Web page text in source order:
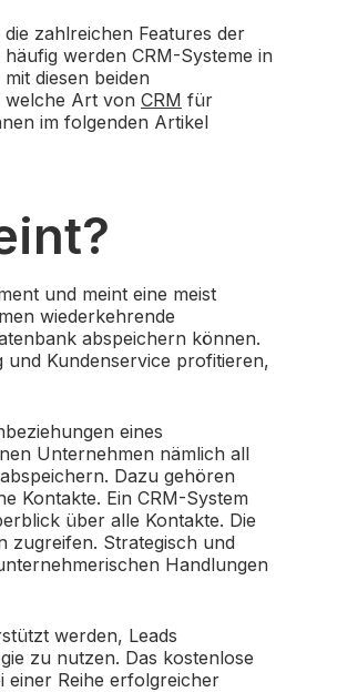
zahlreichen Features der
werden CRM-Systeme in
diesen beiden
welche Art von CRM für
im folgenden Artikel
und meint eine meist
wiederkehrende
abspeichern können.
Kundenservice profitieren,
eines
Unternehmen nämlich all
Dazu gehören
Kontakte. Ein CRM-System
über alle Kontakte. Die
zugreifen. Strategisch und
Handlungen
werden, Leads
zu nutzen. Das kostenlose
einer Reihe erfolgreicher